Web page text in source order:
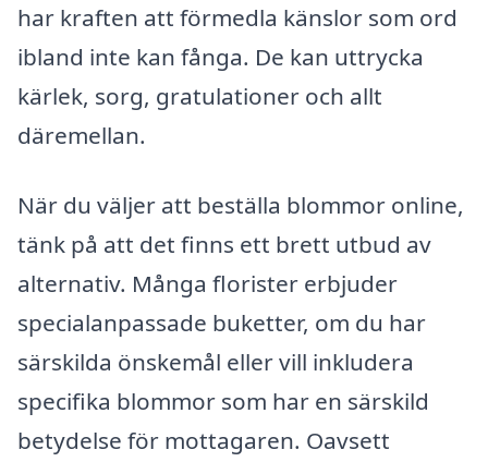
har kraften att förmedla känslor som ord
ibland inte kan fånga. De kan uttrycka
kärlek, sorg, gratulationer och allt
däremellan.
När du väljer att beställa blommor online,
tänk på att det finns ett brett utbud av
alternativ. Många florister erbjuder
specialanpassade buketter, om du har
särskilda önskemål eller vill inkludera
specifika blommor som har en särskild
betydelse för mottagaren. Oavsett